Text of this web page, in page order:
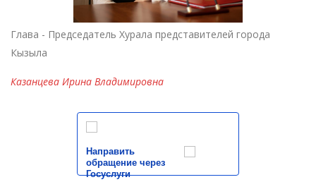
Глава - Председатель Хурала представителей города
Кызыла
Казанцева Ирина Владимировна
Направить
обращение через
Госуслуги